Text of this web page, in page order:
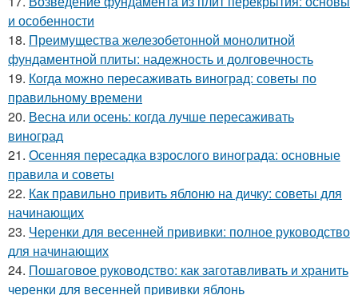
и особенности
18. Преимущества железобетонной монолитной
фундаментной плиты: надежность и долговечность
19. Когда можно пересаживать виноград: советы по
правильному времени
20. Весна или осень: когда лучше пересаживать
виноград
21. Осенняя пересадка взрослого винограда: основные
правила и советы
22. Как правильно привить яблоню на дичку: советы для
начинающих
23. Черенки для весенней прививки: полное руководство
для начинающих
24. Пошаговое руководство: как заготавливать и хранить
черенки для весенней прививки яблонь